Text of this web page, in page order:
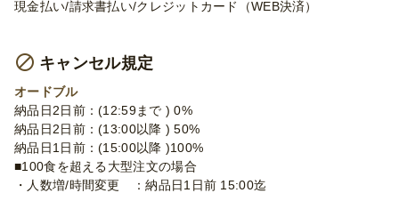
現金払い/請求書払い/クレジットカード（WEB決済）
キャンセル規定
オードブル
納品日2日前：(12:59まで ) 0%
納品日2日前：(13:00以降 ) 50%
納品日1日前：(15:00以降 )100%
■100食を超える大型注文の場合
・人数増/時間変更 ：納品日1日前 15:00迄